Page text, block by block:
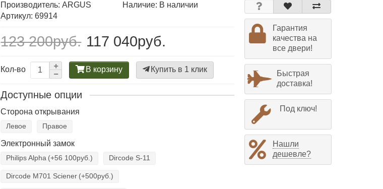
Производитель:ARGUS
Наличие: В наличии
Артикул: 69914
123 200руб. 117 040руб.
Кол-во В корзину Купить в 1 клик
Доступные опции
Сторона открывания
Левое Правое
Электронный замок
Philips Alpha (+56 100руб.) Dircode S-11
Dircode M701 Sciener (+500руб.)
Гарантия
качества на
все двери!
Быстрая
доставка!
Под ключ!
Нашли
дешевле?